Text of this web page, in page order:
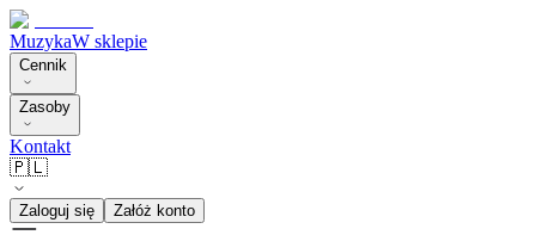
MuzykaW sklepie
Cennik
Zasoby
Kontakt
🇵🇱
Zaloguj się Załóż konto